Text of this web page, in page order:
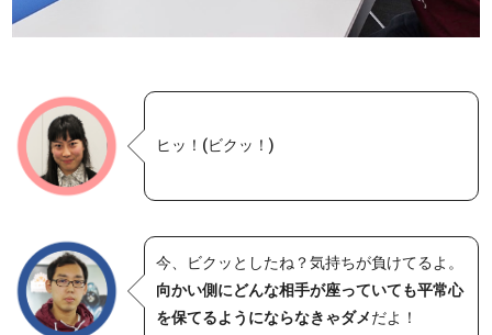
ヒッ！(ビクッ！)
今、ビクッとしたね？気持ちが負けてるよ。
向かい側にどんな相手が座っていても平常心
を保てるようにならなきゃダメだよ！